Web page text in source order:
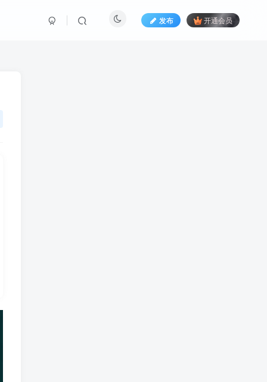
发布 开通会员